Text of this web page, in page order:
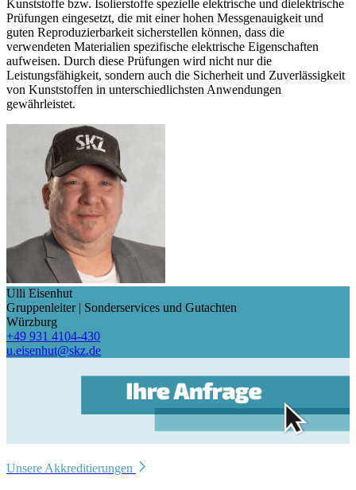
Kunststoffe bzw. Isolierstoffe spezielle elektrische und dielektrische
Prüfungen eingesetzt, die mit einer hohen Messgenauigkeit und
guten Reproduzierbarkeit sicherstellen können, dass die
verwendeten Materialien spezifische elektrische Eigenschaften
aufweisen. Durch diese Prüfungen wird nicht nur die
Leistungsfähigkeit, sondern auch die Sicherheit und Zuverlässigkeit
von Kunststoffen in unterschiedlichsten Anwendungen
gewährleistet.
Ulli Eisenhut
Gruppenleiter | Sonderservices und Gutachten
Würzburg
+49 931 4104-430
u.eisenhut@skz.de
Unsere Akkreditierungen